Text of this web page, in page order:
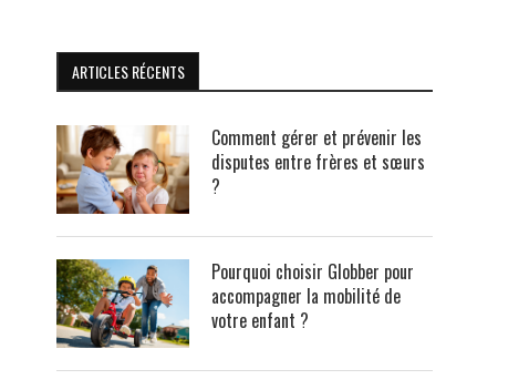
ARTICLES RÉCENTS
Comment gérer et prévenir les
disputes entre frères et sœurs
?
Pourquoi choisir Globber pour
accompagner la mobilité de
votre enfant ?